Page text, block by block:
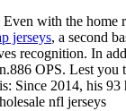
with the home
jerseys, a second
recognition. In
OPS. Lest you
Since 2014, his 93
nfl jerseys